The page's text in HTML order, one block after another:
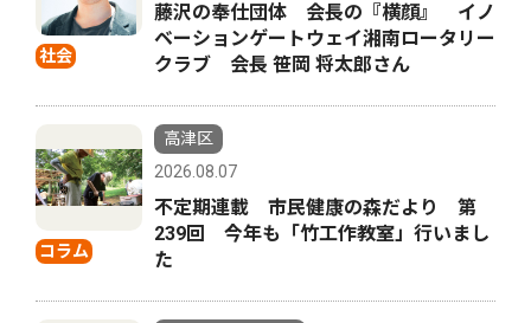
社会
藤沢の奉仕団体 会長の『横顔』 イノ
ベーションゲートウェイ湘南ロータリー
クラブ 会長 笹岡 将太郎さん
コラム
高津区
2026.08.07
不定期連載 市民健康の森だより 第
239回 今年も「竹工作教室」行いまし
た